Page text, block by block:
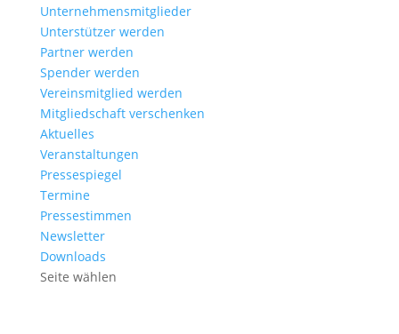
Unternehmensmitglieder
Unterstützer werden
Partner werden
Spender werden
Vereinsmitglied werden
Mitgliedschaft verschenken
Aktuelles
Veranstaltungen
Pressespiegel
Termine
Pressestimmen
Newsletter
Downloads
Seite wählen